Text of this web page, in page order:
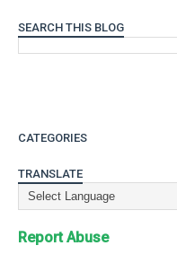
SEARCH THIS BLOG
CATEGORIES
TRANSLATE
Report Abuse